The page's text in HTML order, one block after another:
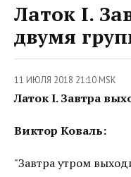
Латок I.
двумя
11 ИЮЛЯ 2018 21:10 MSK
Латок I. Завтра
Виктор Коваль:
"Завтра утром